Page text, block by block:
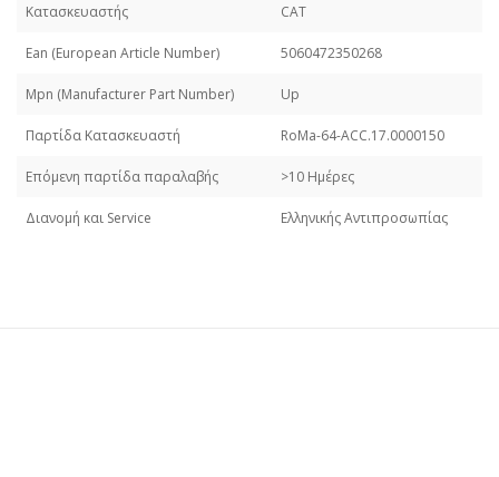
Κατασκευαστής CAT
Εan (European Article Number) 5060472350268
Mpn (Manufacturer Part Number) Up
Παρτίδα Κατασκευαστή RoMa-64-ACC.17.0000150
Επόμενη παρτίδα παραλαβής >10 Ημέρες
Διανομή και Service Ελληνικής Αντιπροσωπίας